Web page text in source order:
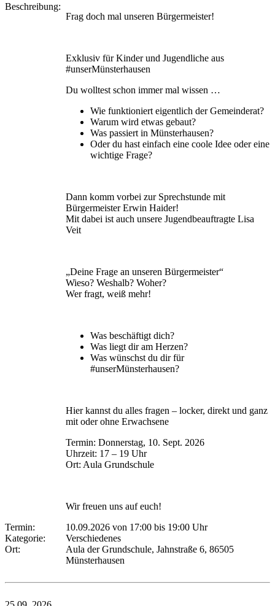
Beschreibung:
Frag doch mal unseren Bürgermeister!
Exklusiv für Kinder und Jugendliche aus
#unserMünsterhausen
Du wolltest schon immer mal wissen …
Wie funktioniert eigentlich der Gemeinderat?
Warum wird etwas gebaut?
Was passiert in Münsterhausen?
Oder du hast einfach eine coole Idee oder eine
wichtige Frage?
Dann komm vorbei zur Sprechstunde mit
Bürgermeister Erwin Haider!
Mit dabei ist auch unsere Jugendbeauftragte Lisa
Veit
„Deine Frage an unseren Bürgermeister“
Wieso? Weshalb? Woher?
Wer fragt, weiß mehr!
Was beschäftigt dich?
Was liegt dir am Herzen?
Was wünschst du dir für
#unserMünsterhausen?
Hier kannst du alles fragen – locker, direkt und ganz
mit oder ohne Erwachsene
Termin: Donnerstag, 10. Sept. 2026
Uhrzeit: 17 – 19 Uhr
Ort: Aula Grundschule
Wir freuen uns auf euch!
Termin:
10.09.2026 von 17:00 bis 19:00 Uhr
Kategorie:
Verschiedenes
Ort:
Aula der Grundschule, Jahnstraße 6, 86505
Münsterhausen